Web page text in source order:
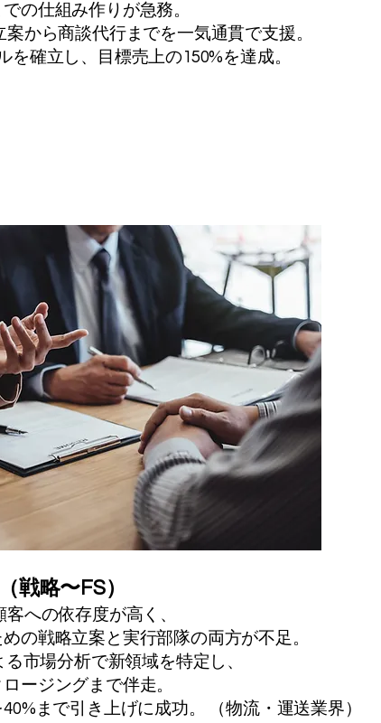
の仕組み作りが急務。
案から商談代行までを一気通貫で支援。
を確立し、目標売上の150%を達成。
戦略〜FS）
客への依存度が高く、
の戦略立案と実行部隊の両方が不足。
る市場分析で新領域を特定し、
ージングまで伴走。
まで引き上げに成功。 （物流・運送業界）